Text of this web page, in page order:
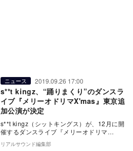
ニュース 2019.09.26 17:00
s**t kingz、“踊りまくり”のダンスラ
イブ『メリーオドリマX'mas』東京追
加公演が決定
s**t kingz（シットキングス）が、12月に開
催するダンスライブ『メリーオドリマ
X'mas』の12月21日の東京追加公演が…
リアルサウンド編集部